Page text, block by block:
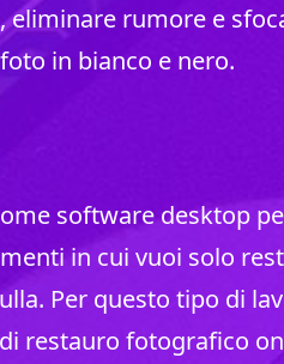
rumore e
in bianco e nero.
software desktop
in cui vuoi solo
Per questo tipo di
restauro fotografico